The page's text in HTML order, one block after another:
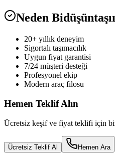
Neden
20+ yıllık deneyim
Sigortalı taşımacılık
Uygun fiyat garantisi
7/24 müşteri desteği
Profesyonel ekip
Modern araç filosu
Hemen Teklif Alın
Ücretsiz keşif ve fiyat teklifi için
Ücretsiz Teklif Al Hemen Ara